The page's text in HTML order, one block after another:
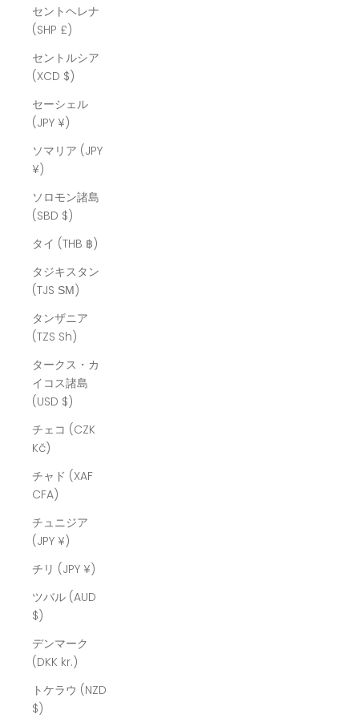
セントヘレナ
(SHP £)
セントルシア
(XCD $)
セーシェル
(JPY ¥)
ソマリア (JPY
¥)
ソロモン諸島
(SBD $)
タイ (THB ฿)
タジキスタン
(TJS ЅМ)
タンザニア
(TZS Sh)
タークス・カ
イコス諸島
(USD $)
チェコ (CZK
Kč)
チャド (XAF
CFA)
チュニジア
(JPY ¥)
チリ (JPY ¥)
ツバル (AUD
$)
デンマーク
(DKK kr.)
トケラウ (NZD
$)